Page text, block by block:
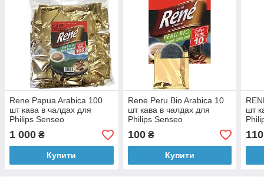
Rene Papua Arabica 100
шт кава в чалдах для
Philips Senseo
1 000 ₴
Купити
Rene Peru Bio Arabica 10
шт кава в чалдах для
Philips Senseo
100₴
Купити
шт
110